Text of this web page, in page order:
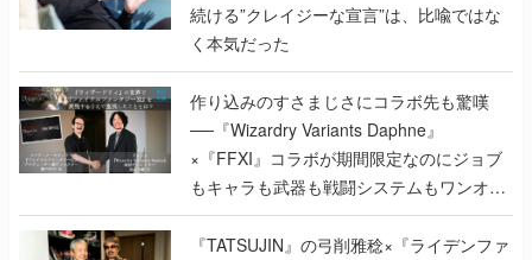
続ける”クレイジーな宣言”は、比喩ではな
く本気だった
作り込みのすさまじさにコラボ先も驚嘆
──『Wizardry Variants Daphne』
×『FFXI』コラボが期間限定なのにジョブ
もキャラも武器も戦闘システムもワンオフ
で作り込まれた理由を両ディレクターに聞
く
『TATSUJIN』の弓削雅稔×『ライデンファ